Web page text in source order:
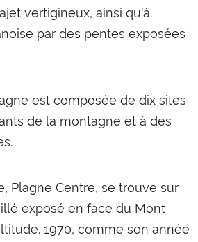
vertigineux, ainsi qu’à
par des pentes exposées
est composée de dix sites
de la montagne et à des
Plagne Centre, se trouve sur
exposé en face du Mont
1970, comme son année